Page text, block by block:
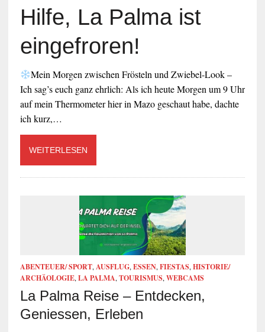
Hilfe, La Palma ist
eingefroren!
Mein Morgen zwischen Frösteln und Zwiebel-Look –
Ich sag’s euch ganz ehrlich: Als ich heute Morgen um 9 Uhr
auf mein Thermometer hier in Mazo geschaut habe, dachte
ich kurz,…
WEITERLESEN
ABENTEUER/ SPORT,AUSFLUG,ESSEN,FIESTAS,HISTORIE/
ARCHÄOLOGIE,LA PALMA,TOURISMUS,WEBCAMS
La Palma Reise – Entdecken,
Geniessen, Erleben